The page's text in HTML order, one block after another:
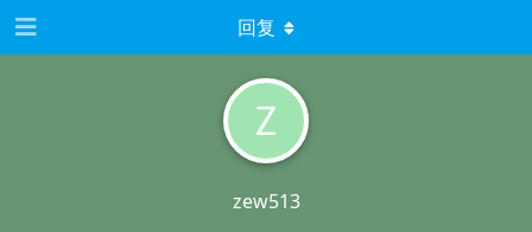
Z
zew513
回复